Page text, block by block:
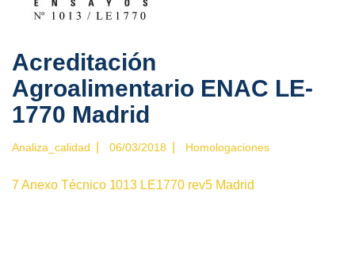
Acreditación
Agroalimentario ENAC LE-
1770 Madrid
Analiza_calidad 06/03/2018 Homologaciones
7 Anexo Técnico 1013 LE1770 rev5 Madrid